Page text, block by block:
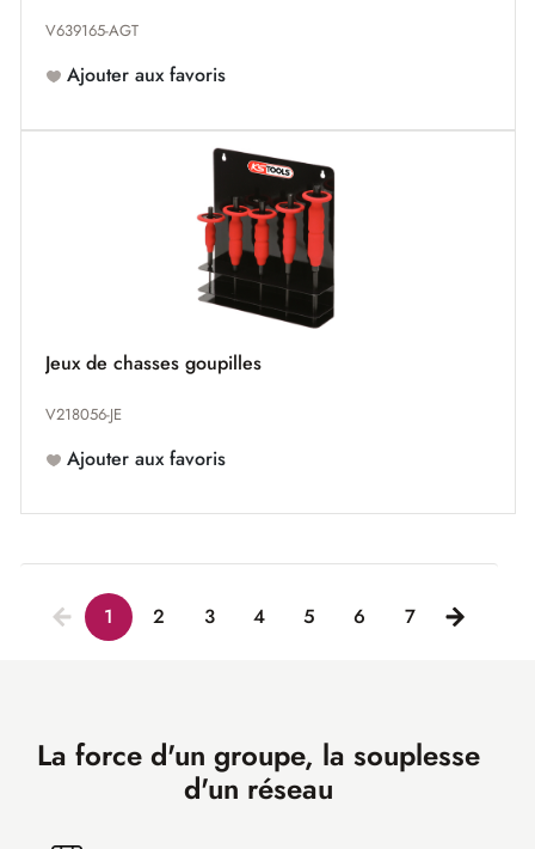
V639165-AGT
Ajouter aux favoris
Jeux de chasses goupilles
V218056-JE
Ajouter aux favoris
1 2 3 4 5 6 7
La force d'un groupe, la souplesse
d'un réseau